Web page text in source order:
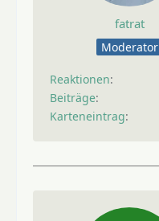
fatrat
Moderator
Reaktionen
Beiträge
Karteneintrag